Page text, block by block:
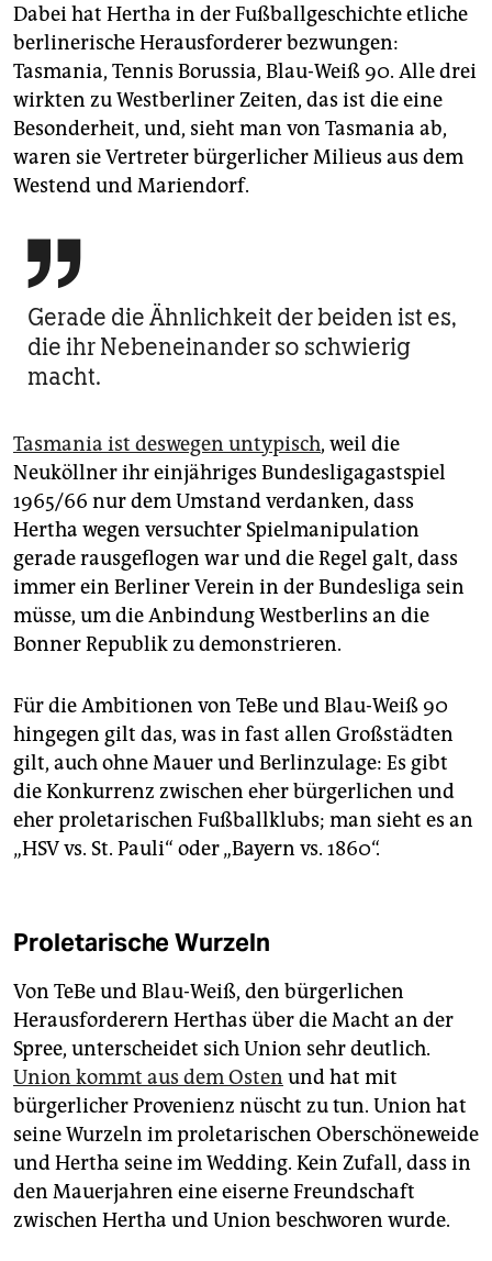
Dabei hat Hertha in der Fußballgeschichte etliche
berlinerische Herausforderer bezwungen:
Tasmania, Tennis Borussia, Blau-Weiß 90. Alle drei
wirkten zu Westberliner Zeiten, das ist die eine
Besonderheit, und, sieht man von Tasmania ab,
waren sie Vertreter bürgerlicher Milieus aus dem
Westend und Mariendorf.

Gerade die Ähnlichkeit der beiden ist es,
die ihr Nebeneinander so schwierig
macht.
Tasmania ist deswegen untypisch, weil die
Neuköllner ihr einjähriges Bundesligagastspiel
1965/66 nur dem Umstand verdanken, dass
Hertha wegen versuchter Spielmanipulation
gerade rausgeflogen war und die Regel galt, dass
immer ein Berliner Verein in der Bundesliga sein
müsse, um die Anbindung Westberlins an die
Bonner Republik zu demonstrieren.
Für die Ambitionen von TeBe und Blau-Weiß 90
hingegen gilt das, was in fast allen Großstädten
gilt, auch ohne Mauer und Berlinzulage: Es gibt
die Konkurrenz zwischen eher bürgerlichen und
eher proletarischen Fußballklubs; man sieht es an
„HSV vs. St. Pauli“ oder „Bayern vs. 1860“.
Proletarische Wurzeln
Von TeBe und Blau-Weiß, den bürgerlichen
Herausforderern Herthas über die Macht an der
Spree, unterscheidet sich Union sehr deutlich.
Union kommt aus dem Osten und hat mit
bürgerlicher Provenienz nüscht zu tun. Union hat
seine Wurzeln im proletarischen Oberschöneweide
und Hertha seine im Wedding. Kein Zufall, dass in
den Mauerjahren eine eiserne Freundschaft
zwischen Hertha und Union beschworen wurde.